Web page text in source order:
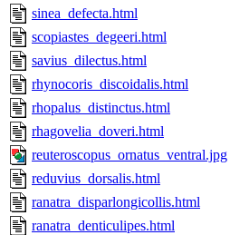
sinea_defecta.html
scopiastes_degeeri.html
savius_dilectus.html
rhynocoris_discoidalis.html
rhopalus_distinctus.html
rhagovelia_doveri.html
reuteroscopus_ornatus_ventral.jpg
reduvius_dorsalis.html
ranatra_disparlongicollis.html
ranatra_denticulipes.html